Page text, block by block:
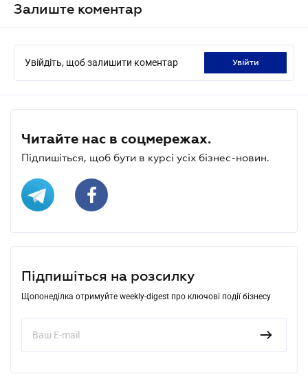
Залиште коментар
Увійдіть, щоб залишити коментар увійти
Читайте нас в соцмережах.
Підпишіться, щоб бути в курсі усіх бізнес-новин.
Підпишіться на розсилку
Щопонеділка отримуйте weekly-digest про ключові події бізнесу